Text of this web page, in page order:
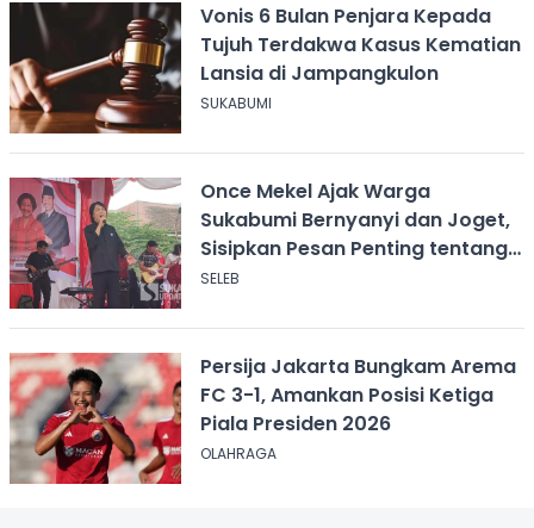
Vonis 6 Bulan Penjara Kepada
Tujuh Terdakwa Kasus Kematian
Lansia di Jampangkulon
SUKABUMI
Once Mekel Ajak Warga
Sukabumi Bernyanyi dan Joget,
Sisipkan Pesan Penting tentang
ASI
SELEB
Persija Jakarta Bungkam Arema
FC 3-1, Amankan Posisi Ketiga
Piala Presiden 2026
OLAHRAGA